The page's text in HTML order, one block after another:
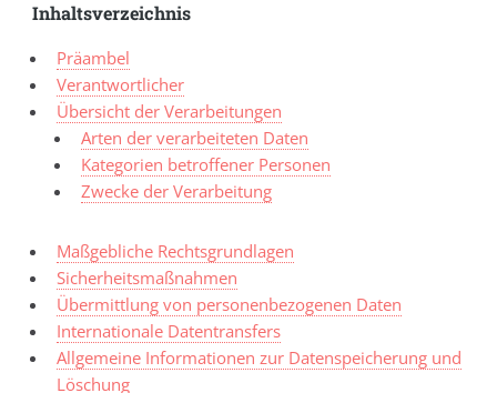
Inhaltsverzeichnis
Präambel
Verantwortlicher
Übersicht der Verarbeitungen
Arten der verarbeiteten Daten
Kategorien betroffener Personen
Zwecke der Verarbeitung
Maßgebliche Rechtsgrundlagen
Sicherheitsmaßnahmen
Übermittlung von personenbezogenen Daten
Internationale Datentransfers
Allgemeine Informationen zur Datenspeicherung und
Löschung